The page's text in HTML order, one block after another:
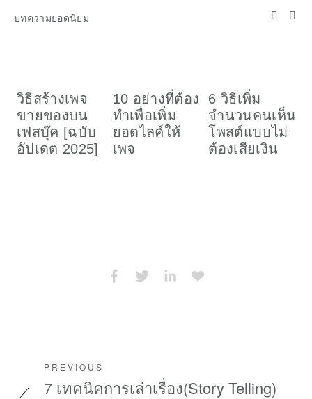
บทความยอดนิยม
วิธีสร้างเพจ
ขายของบน
เฟสบุ๊ค [ฉบับ
อัปเดต 2025]
10 อย่างที่ต้อง
ทำเพื่อเพิ่ม
ยอดไลค์ให้
เพจ
6 วิธีเพิ่ม
จำนวนคนเห็น
โพสต์แบบไม่
ต้องเสียเงิน
PREVIOUS
7 เทคนิคการเล่าเรื่อง(Story Telling)